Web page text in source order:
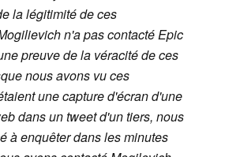
la légitimité de ces
n'a pas contacté Epic
preuve de la véracité de ces
nous avons vu ces
une capture d'écran d'une
dans un tweet d'un tiers, nous
à enquêter dans les minutes